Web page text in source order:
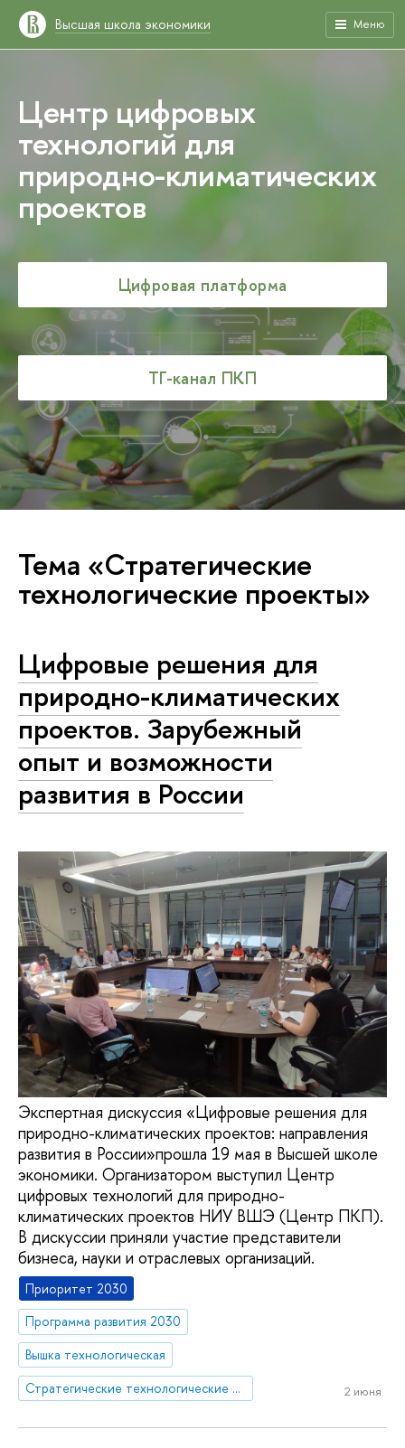
Высшая школа экономики Меню
Центр цифровых
технологий для
природно-климатических
проектов
Цифровая платформа
ТГ-канал ПКП
Тема «Стратегические
технологические проекты»
Цифровые решения для
природно-климатических
проектов. Зарубежный
опыт и возможности
развития в России
Экспертная дискуссия «Цифровые решения для
природно-климатических проектов: направления
развития в России»прошла 19 мая в Высшей школе
экономики. Организатором выступил Центр
цифровых технологий для природно-
климатических проектов НИУ ВШЭ (Центр ПКП).
В дискуссии приняли участие представители
бизнеса, науки и отраслевых организаций.
Приоритет 2030
Программа развития 2030
Вышка технологическая
Стратегические технологические проекты
2 июня